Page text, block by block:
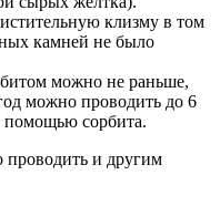
клизму в том
камней не было
можно не раньше,
можно проводить до 6
помощью сорбита.
и другим